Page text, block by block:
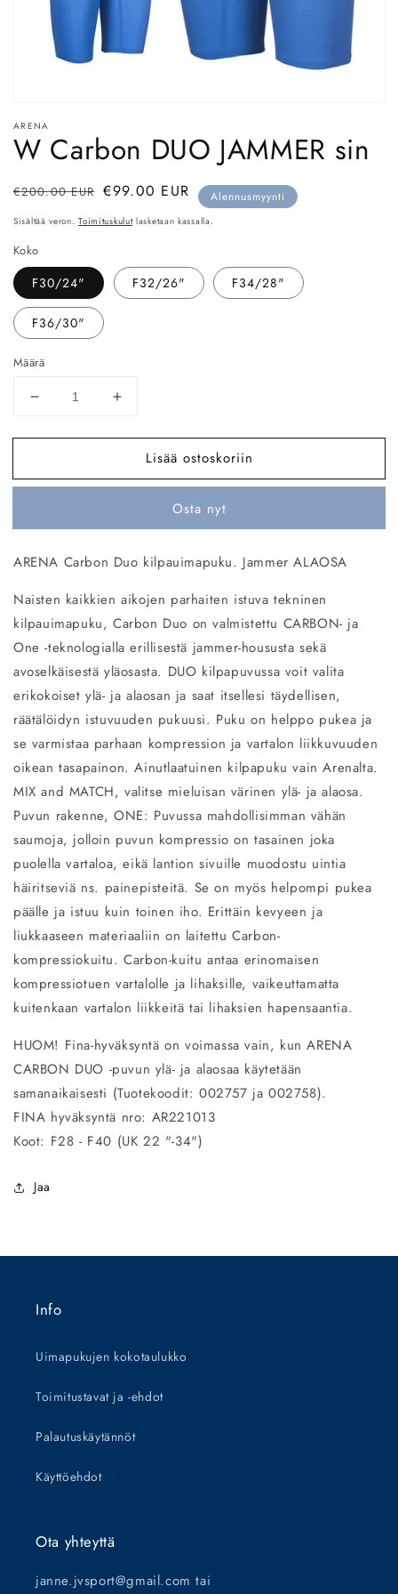
aineisto
modaalisessa
ikkunassa
ARENA
W Carbon DUO JAMMER sin
Normaalihinta
€200.00 EUR
Myyntihinta €99.00 EUR Alennusmyynti
Sisältää veron.Toimituskulutlasketaan kassalla.
Koko
F30/24" F32/26" F34/28"
F36/30"
Määrä
Vähennä
W
DUO
määrää
Lisää
W
Carbon
DUO
määrää
Lisää ostoskoriin
Osta nyt
ARENA Carbon Duo kilpauimapuku. Jammer ALAOSA
Naisten kaikkien aikojen parhaiten istuva tekninen
kilpauimapuku, Carbon Duo on valmistettu CARBON- ja
One -teknologialla erillisestä jammer-housusta sekä
avoselkäisestä yläosasta. DUO kilpapuvussa voit valita
erikokoiset ylä- ja alaosan ja saat itsellesi täydellisen,
räätälöidyn istuvuuden pukuusi. Puku on helppo pukea ja
se varmistaa parhaan kompression ja vartalon liikkuvuuden
oikean tasapainon. Ainutlaatuinen kilpapuku vain Arenalta.
MIX and MATCH, valitse mieluisan värinen ylä- ja alaosa.
Puvun rakenne, ONE: Puvussa mahdollisimman vähän
saumoja, jolloin puvun kompressio on tasainen joka
puolella vartaloa, eikä lantion sivuille muodostu uintia
häiritseviä ns. painepisteitä. Se on myös helpompi pukea
päälle ja istuu kuin toinen iho. Erittäin kevyeen ja
liukkaaseen materiaaliin on laitettu Carbon-
kompressiokuitu. Carbon-kuitu antaa erinomaisen
kompressiotuen vartalolle ja lihaksille, vaikeuttamatta
kuitenkaan vartalon liikkeitä tai lihaksien hapensaantia.
HUOM! Fina-hyväksyntä on voimassa vain, kun ARENA
CARBON DUO -puvun ylä- ja alaosaa käytetään
samanaikaisesti (Tuotekoodit: 002757 ja 002758).
FINA hyväksyntä nro: AR221013
Koot: F28 - F40 (UK 22 "-34")
Jaa
Info
Uimapukujen kokotaulukko
Toimitustavat ja -ehdot
Palautuskäytännöt
Käyttöehdot
Ota yhteyttä
janne.jvsport@gmail.com tai